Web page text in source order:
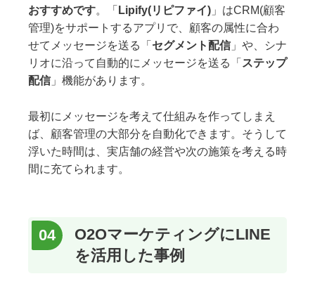
おすすめです。「 Lipify(リピファイ) 」はCRM(顧客
管理)をサポートするアプリで、顧客の属性に合わ
せてメッセージを送る「 セグメント配信」や、シナ
リオに沿って自動的にメッセージを送る「 ステップ
配信」機能があります。
最初にメッセージを考えて仕組みを作ってしまえ
ば、顧客管理の大部分を自動化できます。そうして
浮いた時間は、実店舗の経営や次の施策を考える時
間に充てられます。
O2OマーケティングにLINE
を活用した事例